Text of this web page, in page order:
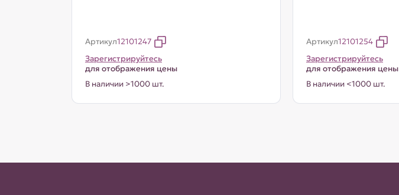
Артикул12101247
Зарегистрируйтесь
для отображения цены
В наличии >1000 шт.
Артикул12101254
Зарегистрируйтесь
для отображения цены
В наличии <1000 шт.